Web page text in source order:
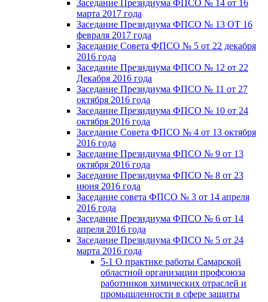
Заседание Президиума ФПСО № 14 от 16
марта 2017 года
Заседание Президиума ФПСО № 13 ОТ 16
февраля 2017 года
Заседание Совета ФПСО № 5 от 22 декабря
2016 года
Заседание Президиума ФПСО № 12 от 22
Декабря 2016 года
Заседание Президиума ФПСО № 11 от 27
октября 2016 года
Заседание Президиума ФПСО № 10 от 24
октября 2016 года
Заседание Совета ФПСО № 4 от 13 октября
2016 года
Заседание Президиума ФПСО № 9 от 13
октября 2016 года
Заседание Президиума ФПСО № 8 от 23
июня 2016 года
Заседание совета ФПСО № 3 от 14 апреля
2016 года
Заседание Президиума ФПСО № 6 от 14
апреля 2016 года
Заседание Президиума ФПСО № 5 от 24
марта 2016 года
5-1 О практике работы Самарской
областной организации профсоюза
работников химических отраслей и
промышленности в сфере защиты